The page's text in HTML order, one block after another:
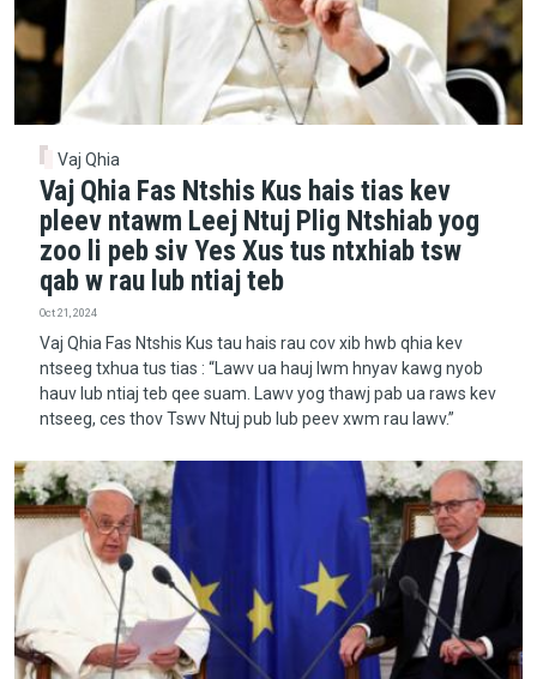
Vaj Qhia
Vaj Qhia Fas Ntshis Kus hais tias kev
pleev ntawm Leej Ntuj Plig Ntshiab yog
zoo li peb siv Yes Xus tus ntxhiab tsw
qab w rau lub ntiaj teb
Oct 21, 2024
Vaj Qhia Fas Ntshis Kus tau hais rau cov xib hwb qhia kev
ntseeg txhua tus tias : “Lawv ua hauj lwm hnyav kawg nyob
hauv lub ntiaj teb qee suam. Lawv yog thawj pab ua raws kev
ntseeg, ces thov Tswv Ntuj pub lub peev xwm rau lawv.”